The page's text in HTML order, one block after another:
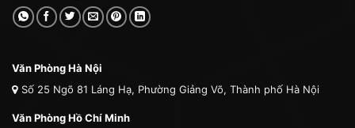
Văn Phòng Hà Nội
Số 25 Ngõ 81 Láng Hạ, Phường Giảng Võ, Thành phố Hà Nội
Văn Phòng Hồ Chí Minh